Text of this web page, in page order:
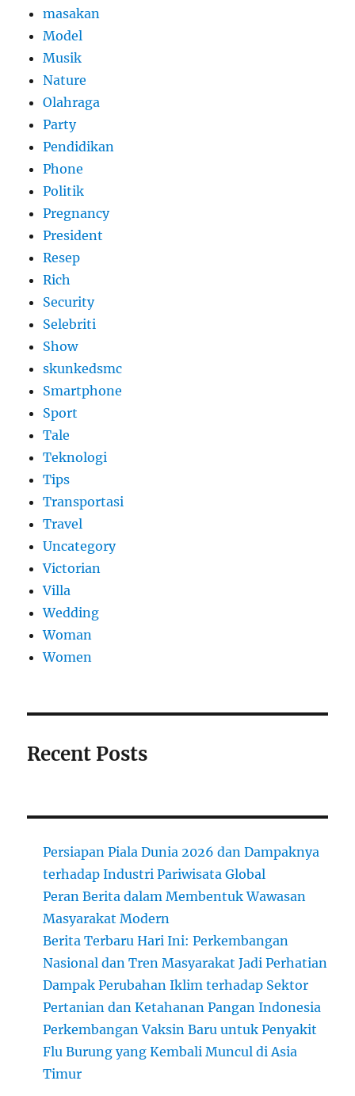
masakan
Model
Musik
Nature
Olahraga
Party
Pendidikan
Phone
Politik
Pregnancy
President
Resep
Rich
Security
Selebriti
Show
skunkedsmc
Smartphone
Sport
Tale
Teknologi
Tips
Transportasi
Travel
Uncategory
Victorian
Villa
Wedding
Woman
Women
Recent Posts
Persiapan Piala Dunia 2026 dan Dampaknya
terhadap Industri Pariwisata Global
Peran Berita dalam Membentuk Wawasan
Masyarakat Modern
Berita Terbaru Hari Ini: Perkembangan
Nasional dan Tren Masyarakat Jadi Perhatian
Dampak Perubahan Iklim terhadap Sektor
Pertanian dan Ketahanan Pangan Indonesia
Perkembangan Vaksin Baru untuk Penyakit
Flu Burung yang Kembali Muncul di Asia
Timur